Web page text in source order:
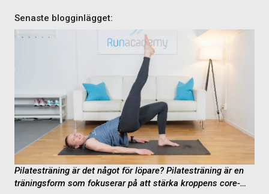
Senaste blogginlägget:
Pilatesträning är det något för löpare?Pilatesträning är en
träningsform som fokuserar på att stärka kroppens core-